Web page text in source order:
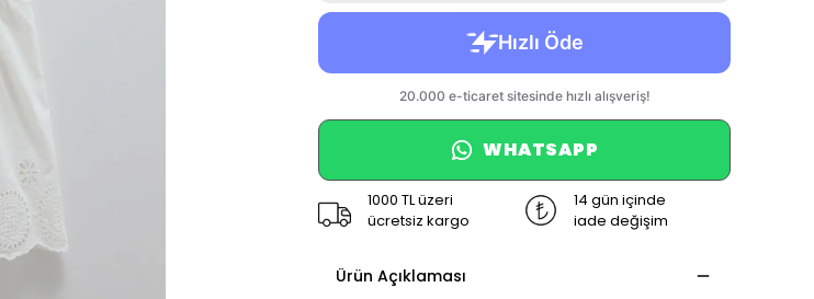
WHATSAPP
1000 TL üzeri
ücretsiz kargo
14 gün içinde
iade değişim
Ürün Açıklaması